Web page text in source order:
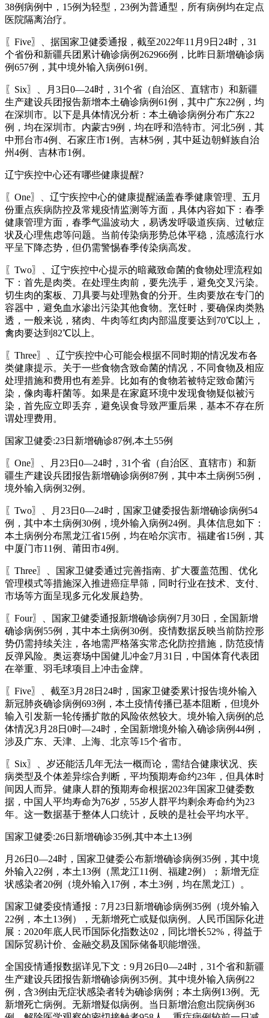
38例病例中，15例为轻型，23例为普通型，所有病例均在定点
医院隔离治疗。
〖Five〗、据国家卫健委通报，截至2022年11月9日24时，31
个省份和新疆兵团累计确诊病例262966例，比昨日新增确诊病
例657例，其中境外输入病例61例。
〖Six〗、月3日0—24时，31个省（自治区、直辖市）和新疆
生产建设兵团报告新增本土确诊病例61例，其中广东22例，均
在深圳市。以下是具体情况分析：本土确诊病例分布广东22
例，均在深圳市。内蒙古9例，均在呼和浩特市。河北5例，其
中邢台市4例、石家庄市1例。吉林5例，其中延边朝鲜族自治
州4例、吉林市1例。
辽宁疾控中心还有哪些健康提醒?
〖One〗、辽宁疾控中心的健康提醒涵盖春季健康管理、五月
份重点疾病防控及常规疫情监测等方面，具体内容如下：春季
健康管理方面，春季气温波动大，易诱发呼吸道疾病、过敏症
状及心理焦虑等问题。当前传染病形势总体平稳，流感流行水
平呈下降态势，但仍需警惕春季传染病高发。
〖Two〗、辽宁疾控中心提示的暗藏致命菌的食物处理流程如
下：首先是肉类。在处理生肉前，要先洗手，避免交叉污染。
切生肉的案板、刀具要与处理熟食的分开。生肉要放在专门的
容器中，避免血水渗出污染其他食物。烹饪时，要确保肉类熟
透，一般来说，猪肉、牛肉等红肉内部温度要达到70℃以上，
禽肉要达到82℃以上。
〖Three〗、辽宁疾控中心可能会根据不同时期的情况发布各
类健康提示。关于一些食物含致命菌的情况，不同食物及相应
处理措施和费用也有差异。比如有的食物若被特定致命菌污
染，像肉毒杆菌等。如果是在家庭环境中发现食物疑似被污
染，首先应立即丢弃，避免误食导致严重后果，基本不存在所
谓处理费用。
国家卫健委:23日新增确诊87例,本土55例
〖One〗、月23日0—24时，31个省（自治区、直辖市）和新
疆生产建设兵团报告新增确诊病例87例，其中本土病例55例，
境外输入病例32例。
〖Two〗、月23日0—24时，国家卫健委报告新增确诊病例54
例，其中本土病例30例，境外输入病例24例。具体信息如下：
本土病例分布黑龙江省15例，均在哈尔滨市。福建省15例，其
中厦门市11例、莆田市4例。
〖Three〗、国家卫健委通过完善指南、扩大覆盖范围、优化
管理模式等措施深入推进癌症早筛，同时行业在技术、支付、
市场等方面呈现多元化发展趋势。
〖Four〗、国家卫健委通报新增确诊病例7月30日，全国新增
确诊病例55例，其中本土病例30例。疫情数据反映当前防控形
势仍需持续关注，各地需严格落实常态化防控措施，防范疫情
反弹风险。奥运赛场中国健儿冲金7月31日，中国体育代表团
在举重、羽毛球项目上冲击金牌。
〖Five〗、截至3月28日24时，国家卫健委累计报告境外输入
新冠肺炎确诊病例693例，本土疫情传播已基本阻断，但境外
输入引发新一轮传播扩散的风险依然较大。境外输入病例的总
体情况3月28日0时—24时，全国新增境外输入确诊病例44例，
涉及广东、天津、上海、北京等15个省市。
〖Six〗、岁还能活几年无法一概而论，需结合健康状况、疾
病类型及个体差异综合判断，平均预期寿命约23年，但具体时
间因人而异。健康人群的预期寿命根据2023年国家卫健委数
据，中国人平均寿命为76岁，55岁人群平均剩余寿命约为23
年。这一数据基于整体人口统计，反映的是社会平均水平。
国家卫健委:26日新增确诊35例,其中本土13例
月26日0—24时，国家卫健委公布新增确诊病例35例，其中境
外输入22例，本土13例（黑龙江11例、福建2例）；新增无症
状感染者20例（境外输入17例，本土3例，均在黑龙江）。
国家卫健委疫情通报：7月23日新增确诊病例35例（境外输入
22例，本土13例），无新增死亡或疑似病例。人民币国际化进
展：2020年底人民币国际化指数达02，同比增长52%，得益于
国际贸易计价、金融交易及国际储备职能增强。
全国疫情通报数据详见下文：9月26日0—24时，31个省和新疆
生产建设兵团报告新增确诊病例35例。其中境外输入病例22
例，含3例由无症状感染者转为确诊病例；本土病例13例。无
新增死亡病例。无新增疑似病例。当日新增治愈出院病例36